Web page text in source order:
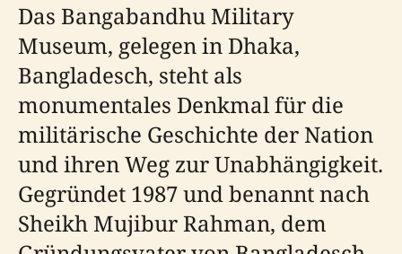
Das Bangabandhu Military
Museum, gelegen in Dhaka,
Bangladesch, steht als
monumentales Denkmal für die
militärische Geschichte der Nation
und ihren Weg zur Unabhängigkeit.
Gegründet 1987 und benannt nach
Sheikh Mujibur Rahman, dem